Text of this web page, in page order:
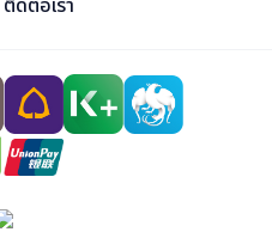
ติดต่อเรา